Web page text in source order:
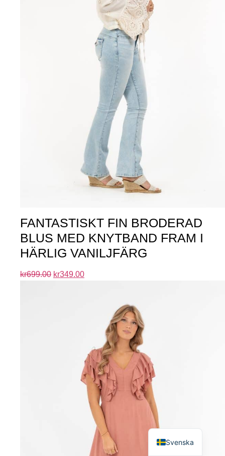
FANTASTISKT FIN BRODERAD
BLUS MED KNYTBAND FRAM I
HÄRLIG VANILJFÄRG
kr699.00 kr349.00
Svenska